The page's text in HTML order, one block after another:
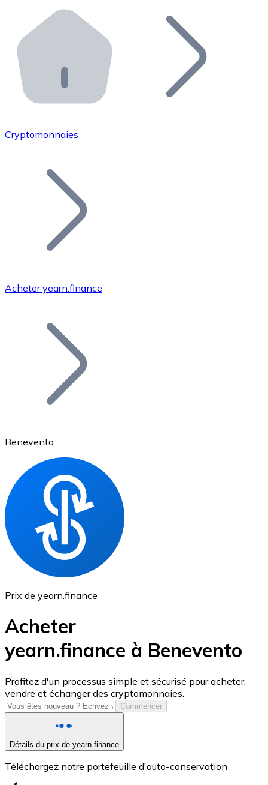
Distributeurs automatiques Bitnovo
Intégrez un ATM Bitnovo dans votre entreprise et
API Bitnovo
Intégrez notre API dans votre écosystème.
Rejoignez notre réseau de distributeurs et
Ajoutez le token de votre projet à notre service
Bitcoin
Ethereum
ETH
USD Coin
USDC
Cryptomonnaies
Acheter yearn.finance
Benevento
Prix de yearn.finance
Acheter
yearn.finance à Benevento
Profitez d'un processus simple et sécurisé pour acheter,
vendre et échanger des cryptomonnaies.
Commencer
Détails du prix de yearn.finance
Téléchargez notre portefeuille d'auto-conservation